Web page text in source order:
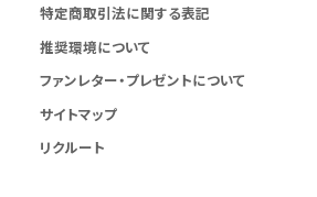
特定商取引法に関する表記
推奨環境について
ファンレター・プレゼントについて
サイトマップ
リクルート